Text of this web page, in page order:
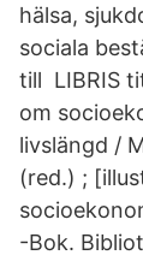
hälsa,
sociala
till LIBRIS
om
livslängd /
(red.) ;
-Bok.